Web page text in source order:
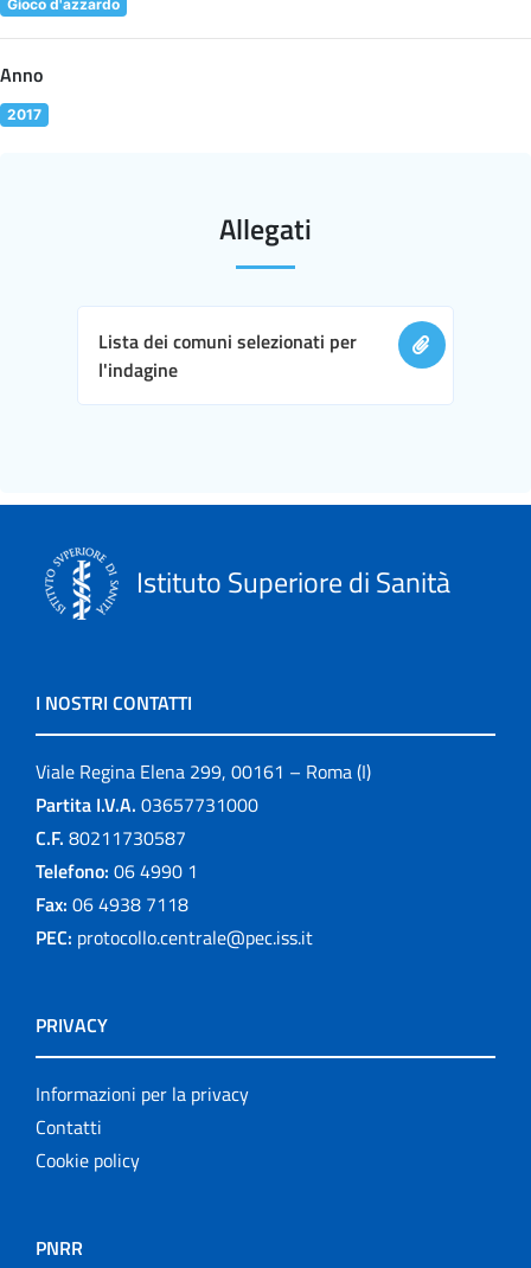
Gioco d'azzardo
Anno
2017
Allegati
Lista dei comuni selezionati per
l'indagine
Istituto Superiore di Sanità
I NOSTRI CONTATTI
Viale Regina Elena 299, 00161 – Roma (I)
Partita I.V.A. 03657731000
C.F. 80211730587
Telefono: 06 4990 1
Fax: 06 4938 7118
PEC: protocollo.centrale@pec.iss.it
PRIVACY
Informazioni per la privacy
Contatti
Cookie policy
PNRR